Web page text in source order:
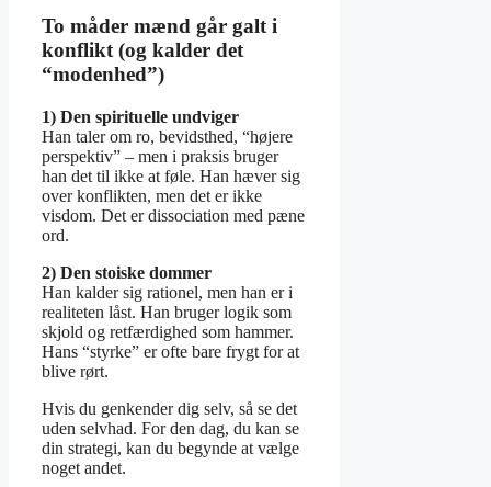
To måder mænd går galt i
konflikt (og kalder det
“modenhed”)
1) Den spirituelle undviger
Han taler om ro, bevidsthed, “højere
perspektiv” – men i praksis bruger
han det til ikke at føle. Han hæver sig
over konflikten, men det er ikke
visdom. Det er dissociation med pæne
ord.
2) Den stoiske dommer
Han kalder sig rationel, men han er i
realiteten låst. Han bruger logik som
skjold og retfærdighed som hammer.
Hans “styrke” er ofte bare frygt for at
blive rørt.
Hvis du genkender dig selv, så se det
uden selvhad. For den dag, du kan se
din strategi, kan du begynde at vælge
noget andet.